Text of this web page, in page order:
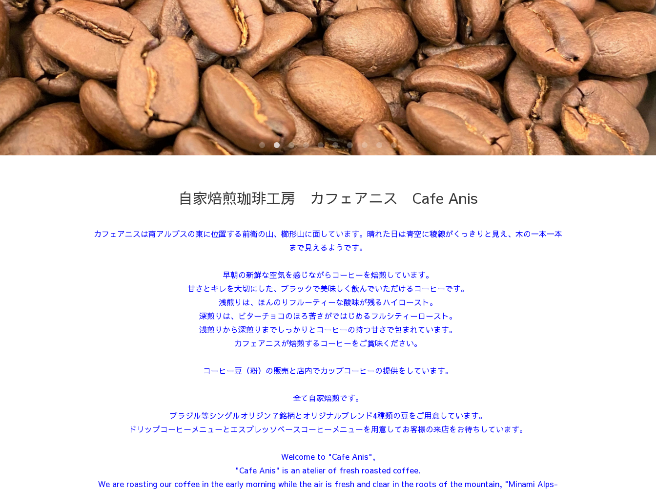
自家焙煎珈琲工房 カフェアニス Cafe Anis
カフェアニスは南アルプスの東に位置する前衛の山、櫛形山に面しています。晴れた日は青空に稜線がくっきりと見え、木の一本一本
まで見えるようです。
早朝の新鮮な空気を感じながらコーヒーを焙煎しています。
甘さとキレを大切にした、ブラックで美味しく飲んでいただけるコーヒーです。
浅煎りは、ほんのりフルーティーな酸味が残るハイロースト。
深煎りは、ビターチョコのほろ苦さがではじめるフルシティーロースト。
浅煎りから深煎りまでしっかりとコーヒーの持つ甘さで包まれています。
カフェアニスが焙煎するコーヒーをご賞味ください。
コーヒー豆（粉）の販売と店内でカップコーヒーの提供をしています。
全て自家焙煎です。
ブラジル等シングルオリジン７銘柄とオリジナルブレンド4種類の豆をご用意しています。
ドリップコーヒーメニューとエスプレッソベースコーヒーメニューを用意してお客様の来店をお待ちしています。
Welcome to "Cafe Anis",
"Cafe Anis" is an atelier of fresh roasted coffee.
We are roasting our coffee in the early morning while the air is fresh and clear in the roots of the mountain, "Minami Alps-